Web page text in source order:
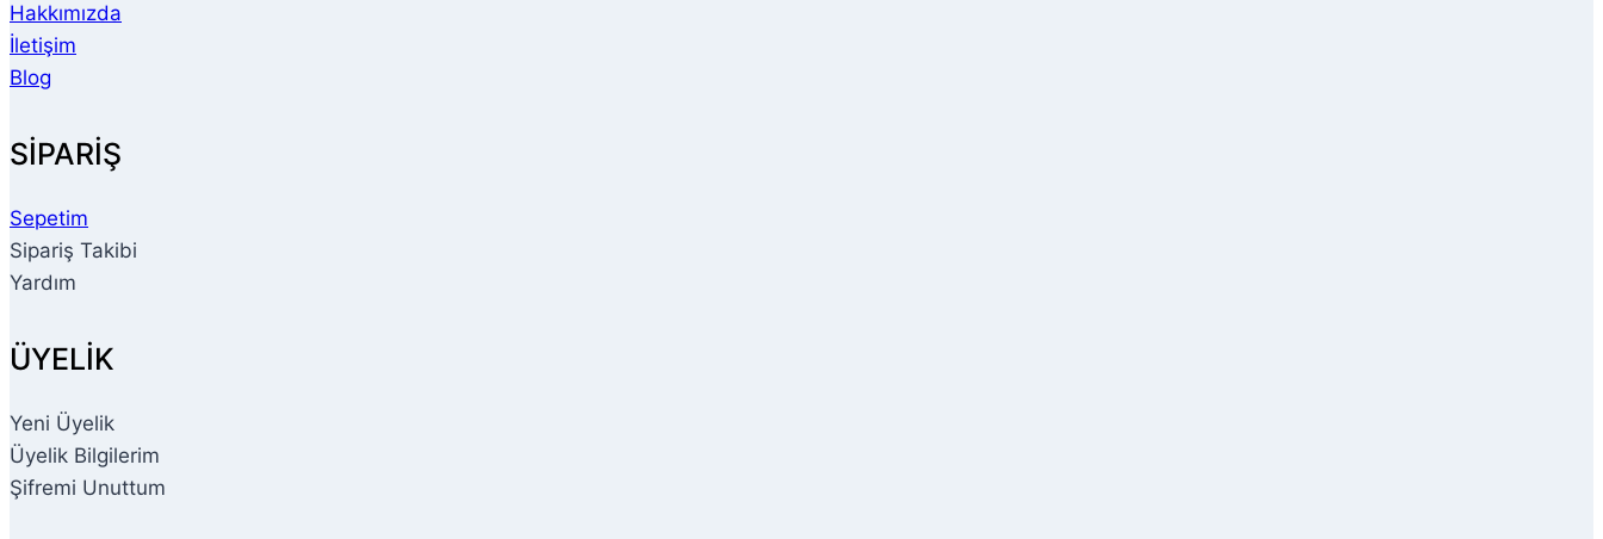
Hakkımızda
İletişim
Blog
SİPARİŞ
Sepetim
Sipariş Takibi
Yardım
ÜYELİK
Yeni Üyelik
Üyelik Bilgilerim
Şifremi Unuttum